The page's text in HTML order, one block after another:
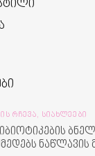
ᲠᲩᲔᲕᲐ, ᲡᲘᲐᲮᲚᲔᲔᲑᲘ